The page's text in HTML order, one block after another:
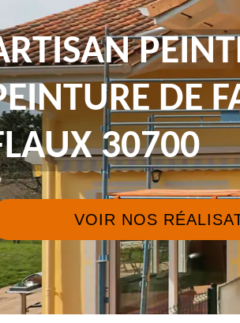
DE
30700
VOIR NOS